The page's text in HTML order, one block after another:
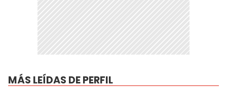
MÁS LEÍDAS DE PERFIL